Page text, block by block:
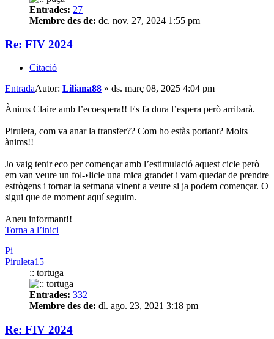
Entrades: 27
Membre des de: dc. nov. 27, 2024 1:55 pm
Re: FIV 2024
Citació
EntradaAutor: Liliana88 » ds. març 08, 2025 4:04 pm
Ànims Claire amb l’ecoespera!! Es fa dura l’espera però arribarà.
Piruleta, com va anar la transfer?? Com ho estàs portant? Molts
ànims!!
Jo vaig tenir eco per començar amb l’estimulació aquest cicle però
em van veure un fol-•licle una mica grandet i vam quedar de prendre
estrògens i tornar la setmana vinent a veure si ja podem començar. O
sigui que de moment aquí seguim.
Aneu informant!!
Torna a l’inici
Pi
Piruleta15
:: tortuga
Entrades: 332
Membre des de: dl. ago. 23, 2021 3:18 pm
Re: FIV 2024